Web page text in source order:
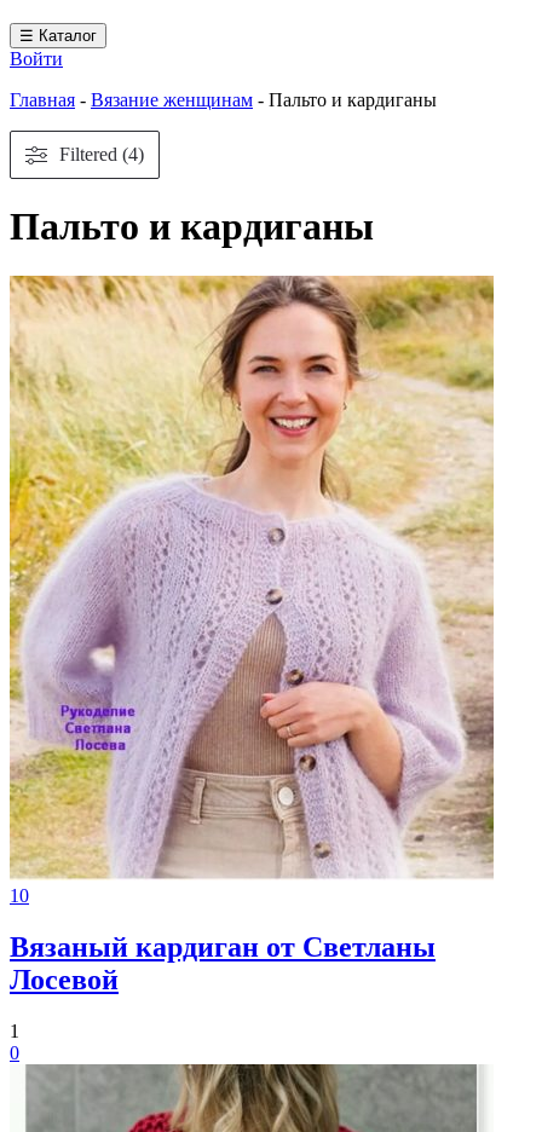
☰ Каталог
Войти
Главная - Вязание женщинам - Пальто и кардиганы
Filtered (4)
Пальто и кардиганы
10
Вязаный кардиган от Светланы
Лосевой
1
0